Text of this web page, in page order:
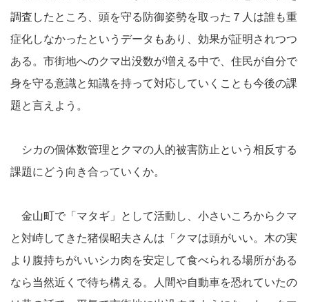
調査したところ、頭を守る防御姿勢を取った７人は誰も重
症化しなかったというデータもあり、効果が証明されつつ
ある。市街地へのクマ出没数が増える中で、住民が自分で
身を守る意識と知識を持って対応していくことも今後の課
題と言えよう。
シカの個体数管理とクマの人的被害防止という相反する
課題にどう向き合っていくか。
金山町で「マタギ」として活動し、小さいころからクマ
と対峙してきた猪俣昭夫さんは「クマは頭がいい。木の実
より腹持ちがいいシカ肉を安定して食べられる場所がある
なら当然近くで待ち構える。人間や自動車を恐れていたの